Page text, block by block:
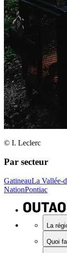
© I. Leclerc
Par secteur
GatineauLa Vallée-
NationPontiac
La
Quoi